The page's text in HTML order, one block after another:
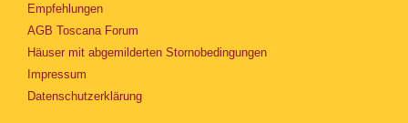
Empfehlungen
AGB Toscana Forum
Häuser mit abgemilderten Stornobedingungen
Impressum
Datenschutzerklärung